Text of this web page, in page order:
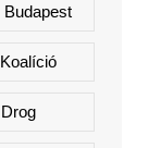
Budapest
Drog